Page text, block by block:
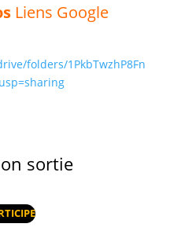
Liens Google
folders/1PkbTwzhP8Fn
sortie